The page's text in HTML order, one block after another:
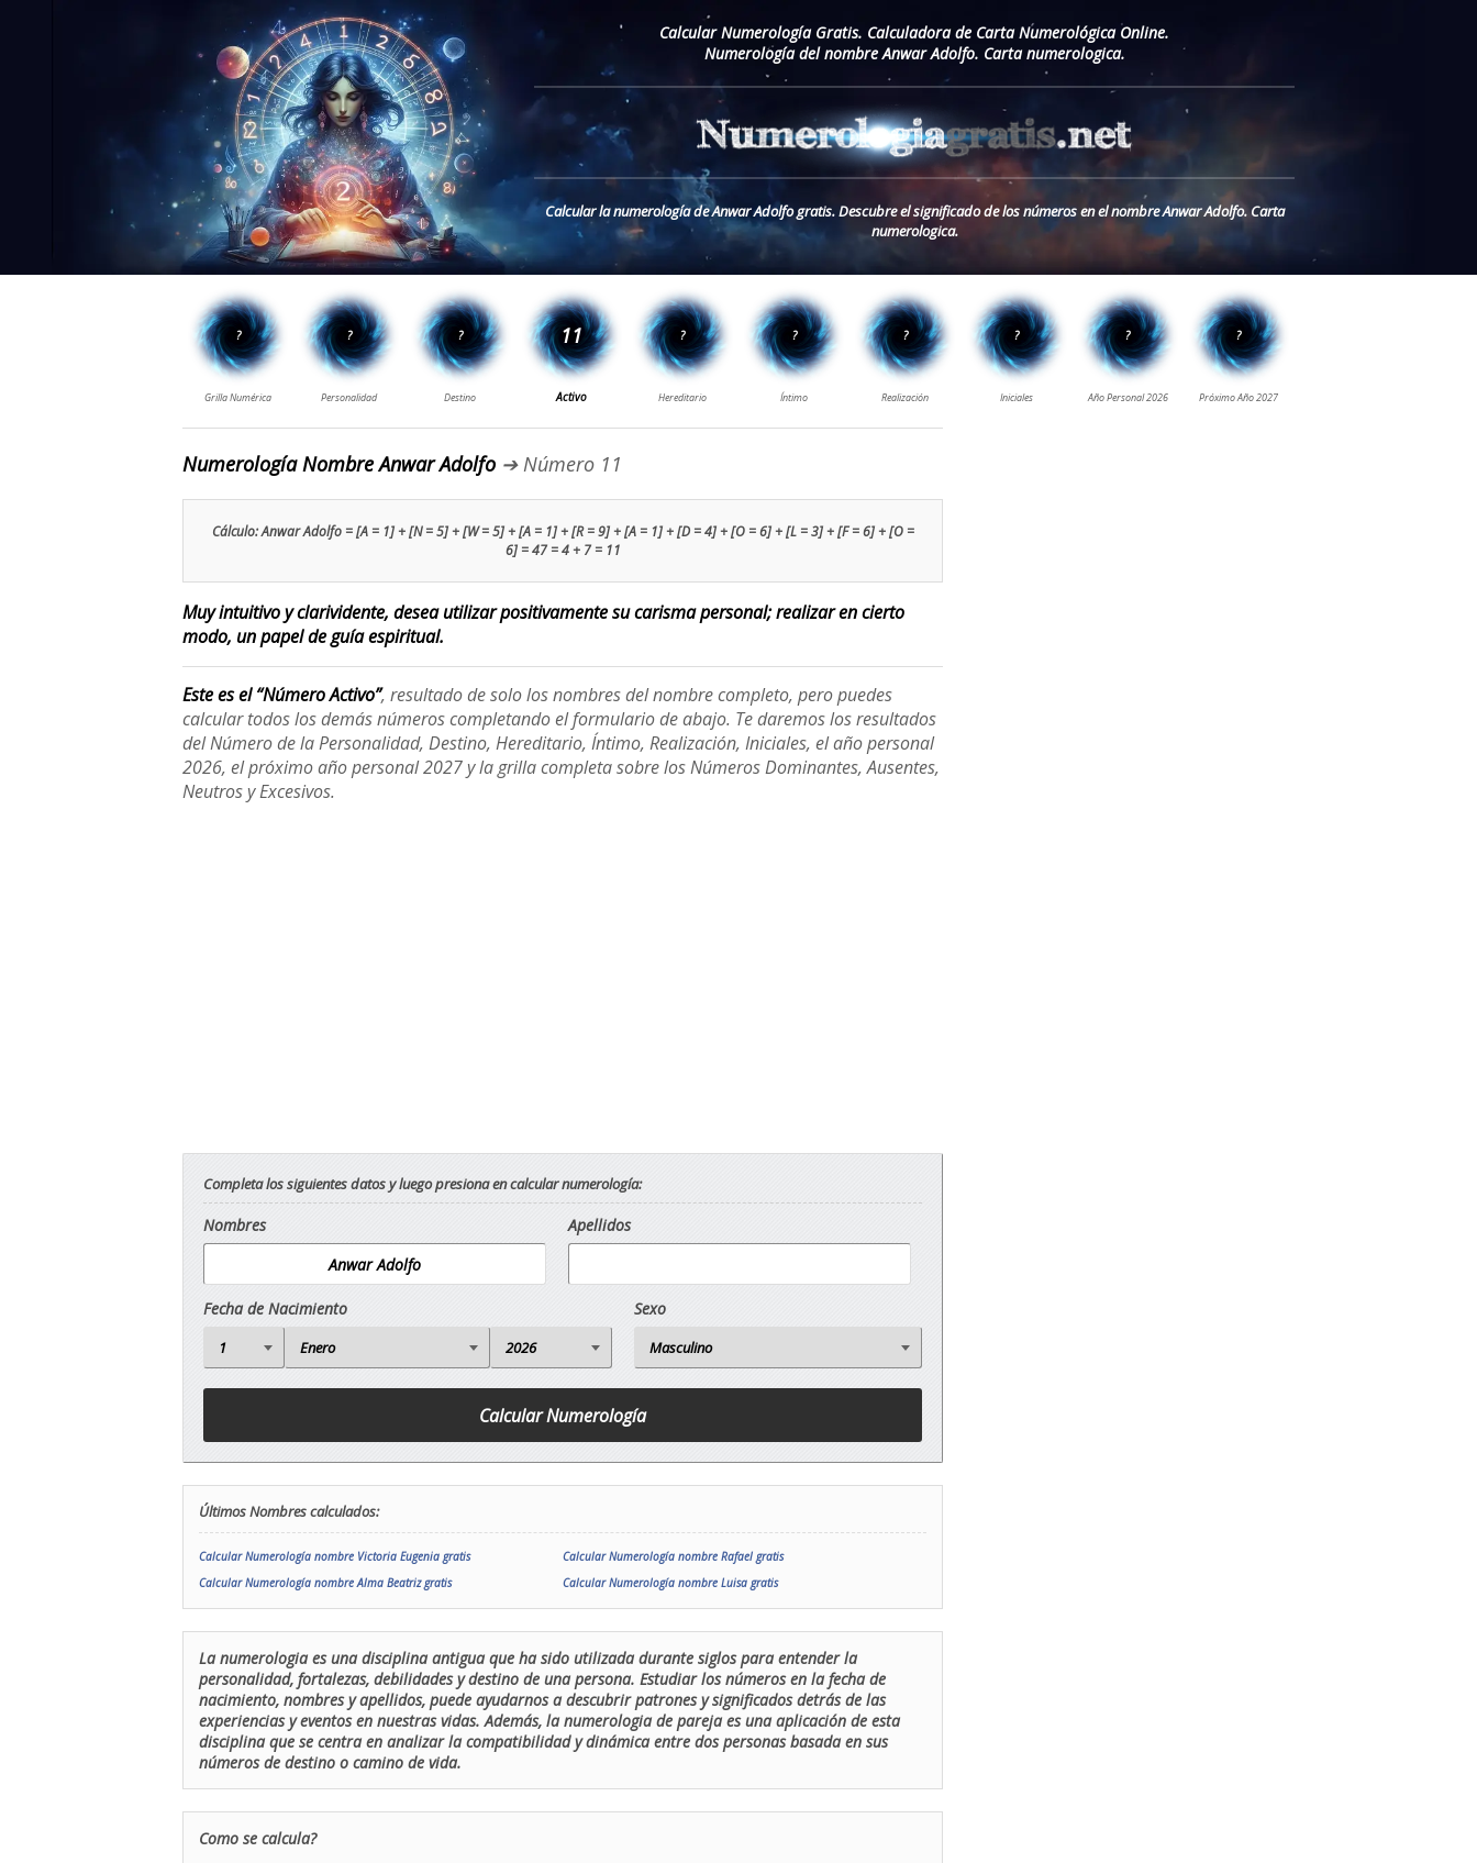
Calcular Numerología Gratis. Calculadora de Carta Numerológica Online.
Numerología del nombre Anwar Adolfo. Carta numerologica.
Calcular la numerología de Anwar Adolfo gratis. Descubre el significado de los números en el nombre Anwar Adolfo. Carta
numerologica.
Numerología Nombre Anwar Adolfo ➔ Número 11
Cálculo: Anwar Adolfo = [A = 1] + [N = 5] + [W = 5] + [A = 1] + [R = 9] + [A = 1] + [D = 4] + [O = 6] + [L = 3] + [F = 6] + [O =
6] = 47 = 4 + 7 = 11
Muy intuitivo y clarividente, desea utilizar positivamente su carisma personal; realizar en cierto
modo, un papel de guía espiritual.
Este es el “Número Activo”, resultado de solo los nombres del nombre completo, pero puedes
calcular todos los demás números completando el formulario de abajo. Te daremos los resultados
del Número de la Personalidad, Destino, Hereditario, Íntimo, Realización, Iniciales, el año personal
2026, el próximo año personal 2027 y la grilla completa sobre los Números Dominantes, Ausentes,
Neutros y Excesivos.
Completa los siguientes datos y luego presiona en calcular numerología:
Nombres Apellidos
Fecha de Nacimiento Sexo
Últimos Nombres calculados:
Calcular Numerología nombre Victoria Eugenia gratis
Calcular Numerología nombre Rafael gratis
Calcular Numerología nombre Alma Beatriz gratis
Calcular Numerología nombre Luisa gratis
La numerologia es una disciplina antigua que ha sido utilizada durante siglos para entender la
personalidad, fortalezas, debilidades y destino de una persona. Estudiar los números en la fecha de
nacimiento, nombres y apellidos, puede ayudarnos a descubrir patrones y significados detrás de las
experiencias y eventos en nuestras vidas. Además, la numerologia de pareja es una aplicación de esta
disciplina que se centra en analizar la compatibilidad y dinámica entre dos personas basada en sus
números de destino o camino de vida.
Como se calcula?